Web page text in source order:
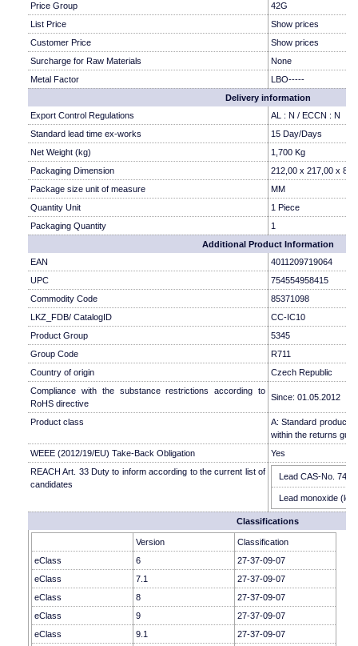
Price Group
42G
List Price
Show prices
Customer Price
Show prices
Surcharge for Raw Materials
None
Metal Factor
LBO-----
Delivery information
Export Control Regulations
AL : N / ECCN : N
Standard lead time ex-works
15 Day/Days
Net Weight (kg)
1,700 Kg
Packaging Dimension
212,00 x 217,00 x
Package size unit of measure
MM
Quantity Unit
1 Piece
Packaging Quantity
1
Additional Product Information
EAN
4011209719064
UPC
754554958415
Commodity Code
85371098
LKZ_FDB/ CatalogID
CC-IC10
Product Group
5345
Group Code
R711
Country of origin
Czech Republic
Compliance with the substance restrictions according to
RoHS directive
Since: 01.05.2012
Product class
A: Standard product
within the returns
WEEE (2012/19/EU) Take-Back Obligation
Yes
REACH Art. 33 Duty to inform according to the current list of
candidates
Lead CAS-No.
Lead monoxide
Classifications
Version
Classification
eClass
6
27-37-09-07
eClass
7.1
27-37-09-07
eClass
8
27-37-09-07
eClass
9
27-37-09-07
eClass
9.1
27-37-09-07